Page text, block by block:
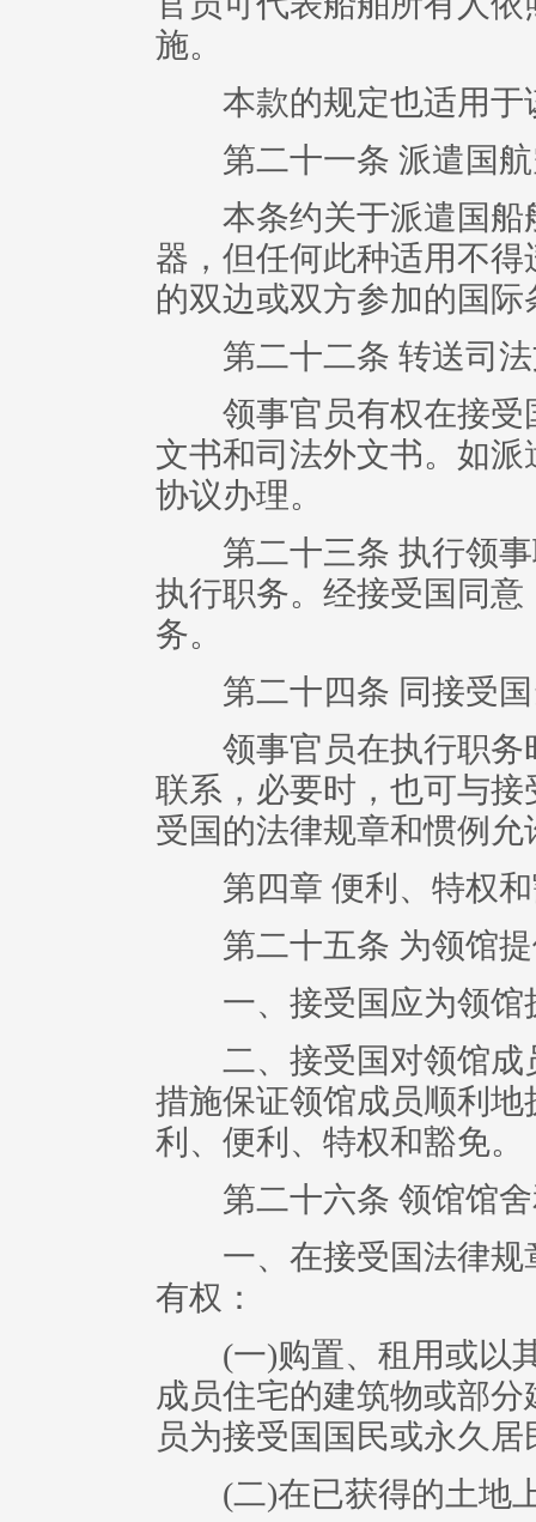
施。
本款的规定也适用于
第二十一条 派遣国航
本条约关于派遣国船
器，但任何此种适用不
的双边或双方参加的国
第二十二条 转送司法
领事官员有权在接受
文书和司法外文书。如
协议办理。
第二十三条 执行领事
执行职务。经接受国同
务。
第二十四条 同接受国
领事官员在执行职务
联系，必要时，也可与
受国的法律规章和惯例允
第四章 便利、特权和
第二十五条 为领馆提
一、接受国应为领馆
二、接受国对领馆成
措施保证领馆成员顺利
利、便利、特权和豁免。
第二十六条 领馆馆舍
一、在接受国法律规
有权：
(一)购置、租用或以其
成员住宅的建筑物或部
员为接受国国民或永久
(二)在已获得的土地